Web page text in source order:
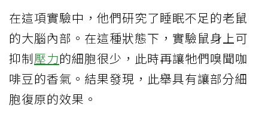
在這項實驗中，他們研究了睡眠不足的老鼠
的大腦內部。在這種狀態下，實驗鼠身上可
抑制壓力的細胞很少，此時再讓牠們嗅聞咖
啡豆的香氣。結果發現，此舉具有讓部分細
胞復原的效果。